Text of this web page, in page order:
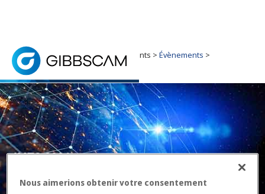
Accueil > Informations et Evènements > Évènements >
Évènements - IMTS 2026
IMTS – The International Manufacturing
IMTS 2026
Nous aimerions obtenir votre consentement